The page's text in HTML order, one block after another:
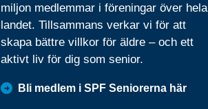
miljon medlemmar i föreningar över hela
landet. Tillsammans verkar vi för att
skapa bättre villkor för äldre – och ett
aktivt liv för dig som senior.
Bli medlem i SPF Seniorerna här